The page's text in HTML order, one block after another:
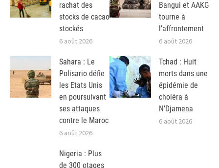
rachat des
stocks de cacao
stockés
6 août 2026
Bangui et AAKG
tourne à
l’affrontement
6 août 2026
Sahara : Le
Polisario défie
les Etats Unis
en poursuivant
ses attaques
contre le Maroc
6 août 2026
Tchad : Huit
morts dans une
épidémie de
choléra à
N’Djamena
6 août 2026
Nigeria : Plus
de 300 otages